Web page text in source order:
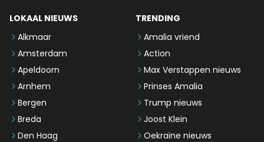
LOKAAL NIEUWS
Alkmaar
Amsterdam
Apeldoorn
Arnhem
Bergen
Breda
Den Haag
TRENDING
Amalia vriend
Action
Max Verstappen nieuws
Prinses Amalia
Trump nieuws
Joost Klein
Oekraïne nieuws